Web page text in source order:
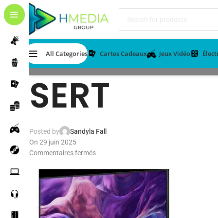
All Categories Cartes Cadeaux Jeux Vidéo
SERT
Posted by
Sandyla Fall
On 29 juin 2025
Commentaires fermés